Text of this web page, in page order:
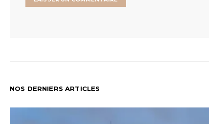
NOS DERNIERS ARTICLES